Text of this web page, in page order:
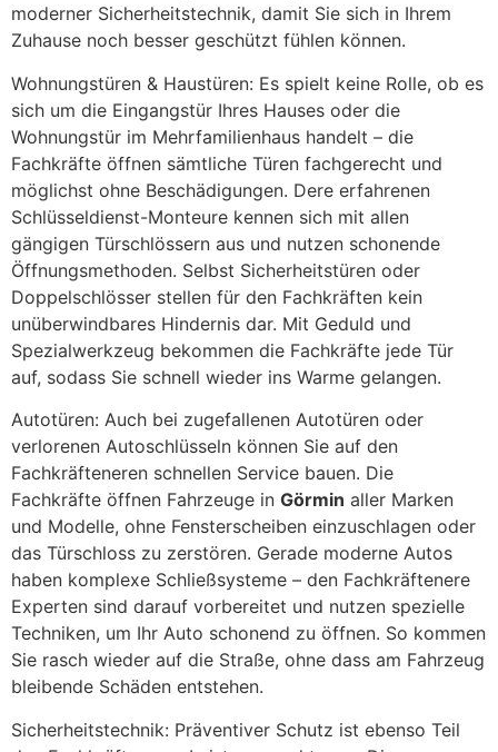
moderner Sicherheitstechnik, damit Sie sich in Ihrem
Zuhause noch besser geschützt fühlen können.
Wohnungstüren & Haustüren: Es spielt keine Rolle, ob es
sich um die Eingangstür Ihres Hauses oder die
Wohnungstür im Mehrfamilienhaus handelt – die
Fachkräfte öffnen sämtliche Türen fachgerecht und
möglichst ohne Beschädigungen. Dere erfahrenen
Schlüsseldienst-Monteure kennen sich mit allen
gängigen Türschlössern aus und nutzen schonende
Öffnungsmethoden. Selbst Sicherheitstüren oder
Doppelschlösser stellen für den Fachkräften kein
unüberwindbares Hindernis dar. Mit Geduld und
Spezialwerkzeug bekommen die Fachkräfte jede Tür
auf, sodass Sie schnell wieder ins Warme gelangen.
Autotüren: Auch bei zugefallenen Autotüren oder
verlorenen Autoschlüsseln können Sie auf den
Fachkräfteneren schnellen Service bauen. Die
Fachkräfte öffnen Fahrzeuge in Görmin aller Marken
und Modelle, ohne Fensterscheiben einzuschlagen oder
das Türschloss zu zerstören. Gerade moderne Autos
haben komplexe Schließsysteme – den Fachkräftenere
Experten sind darauf vorbereitet und nutzen spezielle
Techniken, um Ihr Auto schonend zu öffnen. So kommen
Sie rasch wieder auf die Straße, ohne dass am Fahrzeug
bleibende Schäden entstehen.
Sicherheitstechnik: Präventiver Schutz ist ebenso Teil